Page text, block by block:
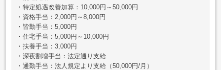
・特定処遇改善加算：10,000円～50,000円
・資格手当：2,000円～8,000円
・皆勤手当：5,000円
・住宅手当：5,000円～10,000円
・扶養手当：3,000円
・深夜割増手当：法定通り支給
・通勤手当：法人規定より支給（50,000円/月）